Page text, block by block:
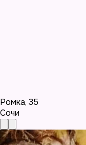
Ромка, 35
Сочи